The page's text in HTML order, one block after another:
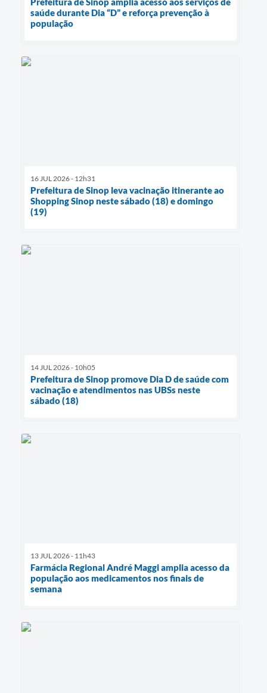
saúde durante Dia “D” e reforça prevenção à
população
16 JUL 2026 - 12h31
Prefeitura de Sinop leva vacinação itinerante ao
Shopping Sinop neste sábado (18) e domingo
(19)
14 JUL 2026 - 10h05
Prefeitura de Sinop promove Dia D de saúde com
vacinação e atendimentos nas UBSs neste
sábado (18)
13 JUL 2026 - 11h43
Farmácia Regional André Maggi amplia acesso da
população aos medicamentos nos finais de
semana